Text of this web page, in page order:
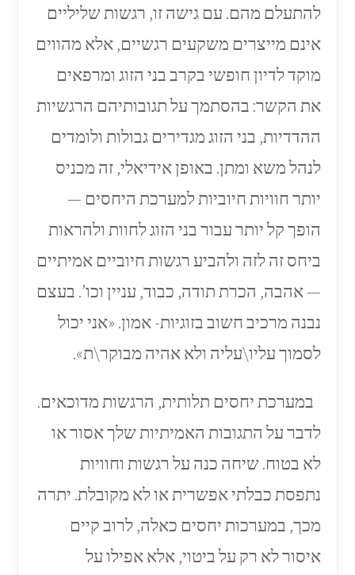
להתעלם מהם. עם גישה זו, רגשות שליליים
אינם מייצרים משקעים רגשיים, אלא מהווים
מוקד לדיון חופשי בקרב בני הזוג ומרפאים
את הקשר: בהסתמך על תגובותיהם הרגשיות
ההדדיות, בני הזוג מגדירים גבולות ולומדים
לנהל משא ומתן. באופן אידיאלי, זה מכניס
יותר חוויות חיוביות למערכת היחסים —
הופך קל יותר עבור בני הזוג לחוות ולהראות
ביחס זה לזה ולהביע רגשות חיוביים אמיתיים
— אהבה, הכרת תודה, כבוד, עניין וכו’. בעצם
נבנה מרכיב חשוב בזוגיות- אמון. «אני יכול
לסמוך עליו\עליה ולא אהיה מבוקר\ת».
במערכת יחסים תלותית, הרגשות מדוכאים.
לדבר על התגובות האמיתיות שלך אסור או
לא בטוח. שיחה כנה על רגשות וחוויות
נתפסת כבלתי אפשרית או לא מקובלת. יתרה
מכך, במערכות יחסים כאלה, לרוב קיים
איסור לא רק על ביטוי, אלא אפילו על